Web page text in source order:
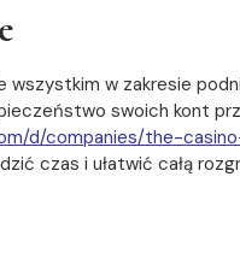
wszystkim w zakresie
swoich kont
d/companies/the-
czas i ułatwić całą